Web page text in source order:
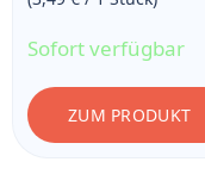
Sofort verfügbar
ZUM PRODUKT